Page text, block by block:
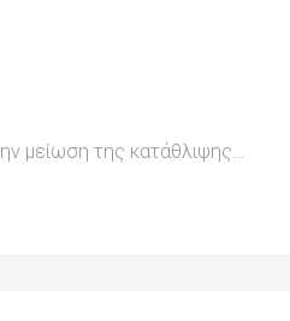
μείωση της κατάθλιψης…